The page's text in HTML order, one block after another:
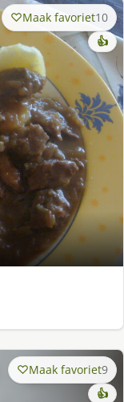
Maak favoriet10
👍
Maak favoriet9
👍